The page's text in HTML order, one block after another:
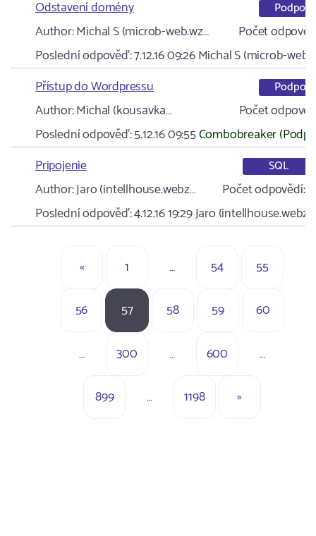
Odstavení domény
Podpora
Author:Michal S (microb-web.wz…
Počet
Poslední odpověď:7.12.16 09:26Michal S (microb-
Přístup do Wordpressu
Podpora
Author:Michal (kousavka…
Počet
Poslední odpověď:5.12.16 09:55Combobreaker
Pripojenie
SQL
Author:Jaro (intellhouse.webz… Počet odpovědí:2
Poslední odpověď:4.12.16 19:29Jaro (intellhouse.webz…
« 1 … 54 55
56 57 58 59 60
… 300 … 600 …
899 … 1198 »